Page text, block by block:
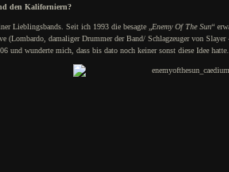
den Kaliforniern?
Lieblingsbands. Seit ich 1993 die besagte „ Enemy Of The Sun“
(Lombardo, damaliger Drummer der Band/ Schlagzeuger von
und wunderte mich, dass bis dato noch keiner sonst diese Idee hatte.